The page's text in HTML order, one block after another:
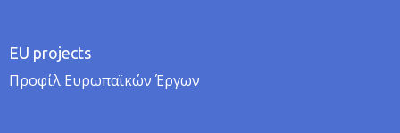
EU projects
Προφίλ Ευρωπαϊκών Έργων